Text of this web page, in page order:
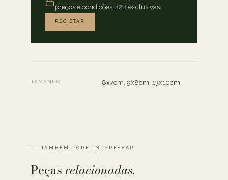
preços e condições B2B exclusivas.
REGISTAR
TAMANHO 8x7cm, 9x8cm, 13x10cm
TAMBÉM PODE INTERESSAR
Peçasrelacionadas.